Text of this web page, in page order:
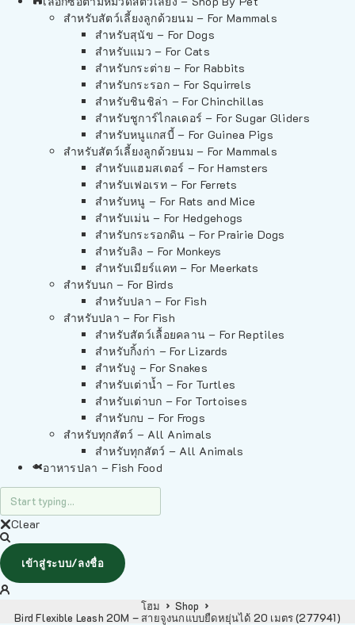
สำหรับสัตว์เลี้ยงลูกด้วยนม – For Mammals
สำหรับสุนัข – For Dogs
สำหรับแมว – For Cats
สำหรับกระต่าย – For Rabbits
สำหรับกระรอก – For Squirrels
สำหรับชินชิล่า – For Chinchillas
สำหรับชูการ์ไกลเดอร์ – For Sugar Gliders
สำหรับหนูแกสบี้ – For Guinea Pigs
สำหรับสัตว์เลี้ยงลูกด้วยนม – For Mammals
สำหรับแฮมสเตอร์ – For Hamsters
สำหรับเฟอเรท – For Ferrets
สำหรับหนู – For Rats and Mice
สำหรับเม่น – For Hedgehogs
สำหรับกระรอกดิน – For Prairie Dogs
สำหรับลิง – For Monkeys
สำหรับเมียร์แคท – For Meerkats
สำหรับนก – For Birds
สำหรับปลา – For Fish
สำหรับปลา – For Fish
สำหรับสัตว์เลื้อยคลาน – For Reptiles
สำหรับกิ้งก่า – For Lizards
สำหรับงู – For Snakes
สำหรับเต่าน้ำ – For Turtles
สำหรับเต่าบก – For Tortoises
สำหรับกบ – For Frogs
สำหรับทุกสัตว์ – All Animals
สำหรับทุกสัตว์ – All Animals
อาหารปลา – Fish Food
Clear
เข้าสู่ระบบ/ลงชื่อ
โฮม
Shop
Bird Flexible Leash 20M – สายจูงนกแบบยืดหยุ่นได้ 20 เมตร (277941)